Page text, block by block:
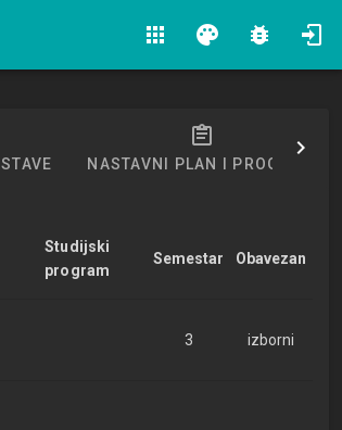
apps palette bug_report
NASTAVNI PLAN I PROGRAM
Studijski
program
Semestar Obavezan
3 izborni